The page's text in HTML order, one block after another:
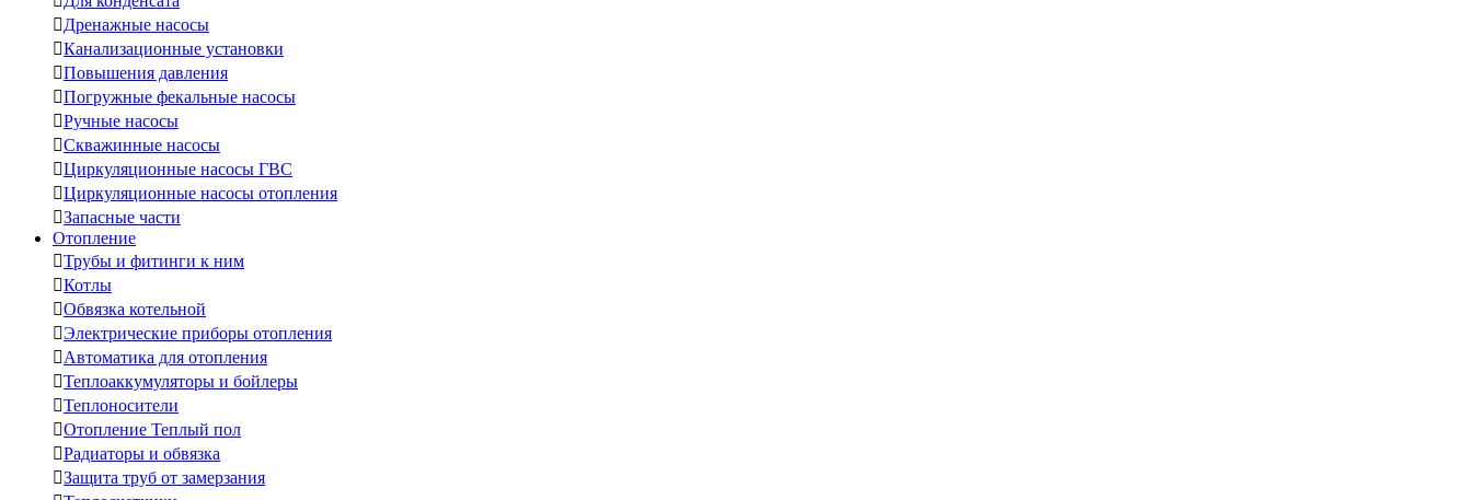
Дренажные насосы
Канализационные установки
Повышения давления
Погружные фекальные насосы
Ручные насосы
Скважинные насосы
Циркуляционные насосы ГВС
Циркуляционные насосы отопления
Запасные части
Отопление
Трубы и фитинги к ним
Котлы
Обвязка котельной
Электрические приборы отопления
Автоматика для отопления
Теплоаккумуляторы и бойлеры
Теплоносители
Отопление Теплый пол
Радиаторы и обвязка
Защита труб от замерзания